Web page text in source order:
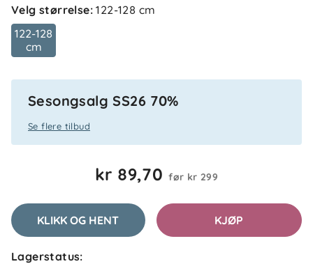
Velg størrelse:122-128 cm
122-128
cm
Sesongsalg SS26 70%
Se flere tilbud
kr 89,70 før kr 299
KLIKK OG HENT KJØP
Lagerstatus:
Supermyk, fin farge, bra størelse
RG
Bekreftet kjøper
2 måneder siden